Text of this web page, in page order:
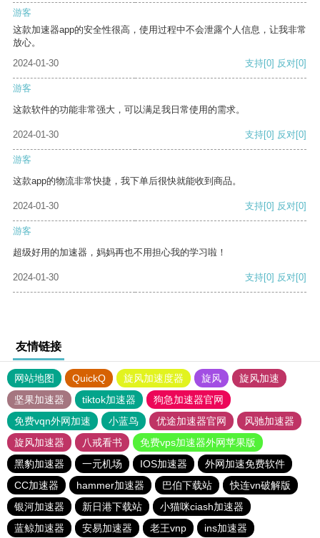
游客
这款加速器app的安全性很高，使用过程中不会泄露个人信息，让我非常
放心。
2024-01-30
支持[0] 反对[0]
游客
这款软件的功能非常强大，可以满足我日常使用的需求。
2024-01-30 支持[0] 反对[0]
游客
这款app的物流非常快捷，我下单后很快就能收到商品。
2024-01-30 支持[0] 反对[0]
游客
超级好用的加速器，妈妈再也不用担心我的学习啦！
2024-01-30 支持[0] 反对[0]
友情链接
网站地图 QuickQ 旋风加速度器 旋风
旋风加速
坚果加速器
tiktok加速器
狗急加速器官网
免费vqn外网加速
小蓝鸟 优途加速器官网
风驰加速器
旋风加速器
八戒看书
免费vps加速器外网苹果版
黑豹加速器
一元机场 IOS加速器
外网加速免费软件
CC加速器
hammer加速器 巴伯下载站
快连vn破解版
银河加速器
新日港下载站
小猫咪ciash加速器
蓝鲸加速器
安易加速器 老王vnp ins加速器